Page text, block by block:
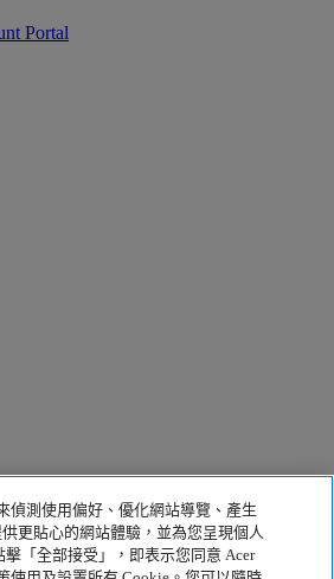
Portal
偵測使用偏好、優化網站導覽、產生
更貼心的網站體驗，並為您呈現個人
「全部接受」，即表示您同意 Acer